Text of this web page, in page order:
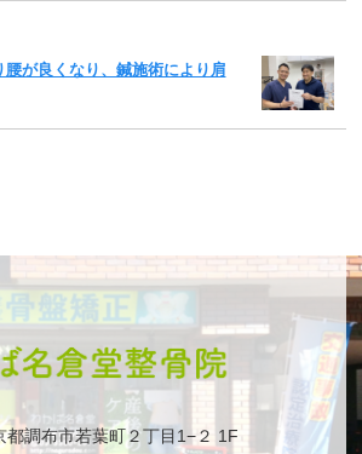
腰が良くなり、鍼施術により肩
調布市若葉町２丁目1−２ 1F